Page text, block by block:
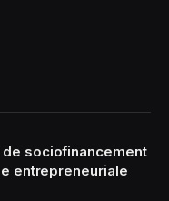
de sociofinancement
entrepreneuriale